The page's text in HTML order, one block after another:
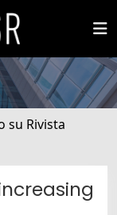
su Rivista